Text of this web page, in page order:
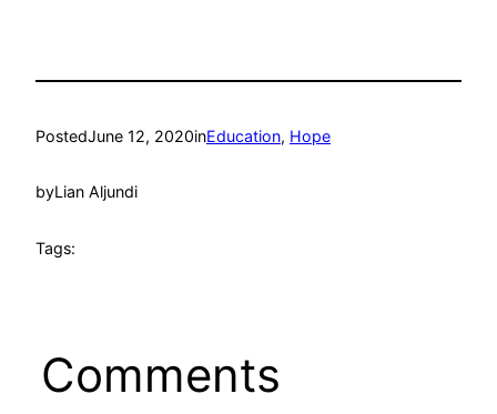
PostedJune 12, 2020inEducation, Hope
byLian Aljundi
Tags:
Comments